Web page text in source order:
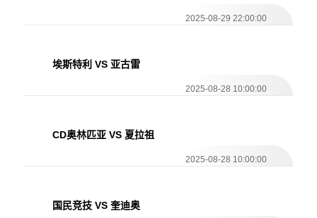
2025-08-29 22:00:00
埃斯特利 VS 亚古雷
2025-08-28 10:00:00
CD奥林匹亚 VS 夏拉祖
2025-08-28 10:00:00
国民竞技 VS 奎迪奥